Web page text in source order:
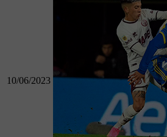
10/06/2023